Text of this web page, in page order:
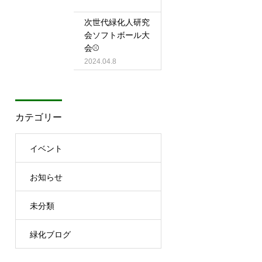
次世代緑化人研究
会ソフトボール大
会⚾
2024.04.8
カテゴリー
イベント
お知らせ
未分類
緑化ブログ